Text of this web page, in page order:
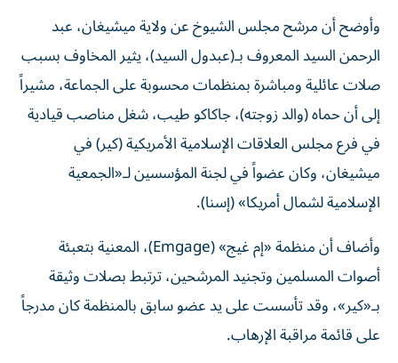
وأوضح أن مرشح مجلس الشيوخ عن ولاية ميشيغان، عبد
الرحمن السيد المعروف بـ(عبدول السيد)، يثير المخاوف بسبب
صلات عائلية ومباشرة بمنظمات محسوبة على الجماعة، مشيراً
إلى أن حماه (والد زوجته)، جاكاكو طيب، شغل مناصب قيادية
في فرع مجلس العلاقات الإسلامية الأمريكية (كير) في
ميشيغان، وكان عضواً في لجنة المؤسسين لـ«الجمعية
الإسلامية لشمال أمريكا» (إسنا).
وأضاف أن منظمة «إم غيج» (Emgage)، المعنية بتعبئة
أصوات المسلمين وتجنيد المرشحين، ترتبط بصلات وثيقة
بـ«كير»، وقد تأسست على يد عضو سابق بالمنظمة كان مدرجاً
على قائمة مراقبة الإرهاب.